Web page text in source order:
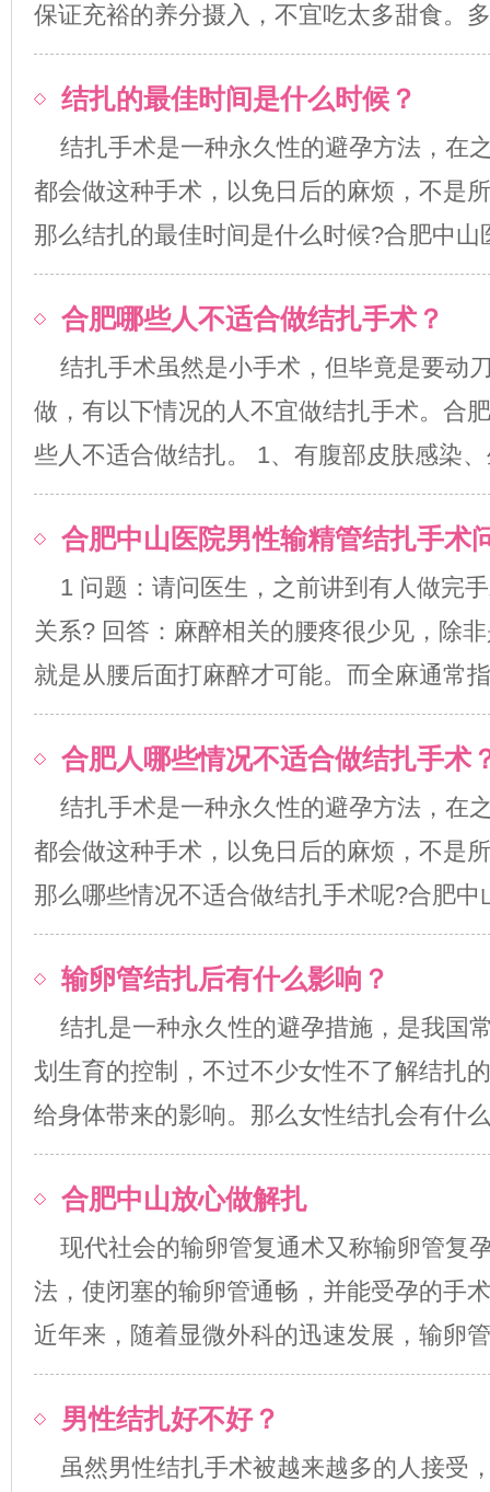
保证充裕的养分摄入，不宜吃太多甜食。
结扎的最佳时间是什么时候？
结扎手术是一种永久性的避孕方法，在
都会做这种手术，以免日后的麻烦，不是
那么结扎的最佳时间是什么时候?合肥中山
合肥哪些人不适合做结扎手术？
结扎手术虽然是小手术，但毕竟是要动
做，有以下情况的人不宜做结扎手术。合
些人不适合做结扎。 1、有腹部皮肤感染
合肥中山医院男性输精管结扎手术
1 问题：请问医生，之前讲到有人做完
关系? 回答：麻醉相关的腰疼很少见，除
就是从腰后面打麻醉才可能。而全麻通常
合肥人哪些情况不适合做结扎手术
结扎手术是一种永久性的避孕方法，在
都会做这种手术，以免日后的麻烦，不是
那么哪些情况不适合做结扎手术呢?合肥中
输卵管结扎后有什么影响？
结扎是一种永久性的避孕措施，是我国
划生育的控制，不过不少女性不了解结扎
给身体带来的影响。那么女性结扎会有什
合肥中山放心做解扎
现代社会的输卵管复通术又称输卵管复
法，使闭塞的输卵管通畅，并能受孕的手
近年来，随着显微外科的迅速发展，输卵
男性结扎好不好？
虽然男性结扎手术被越来越多的人接受